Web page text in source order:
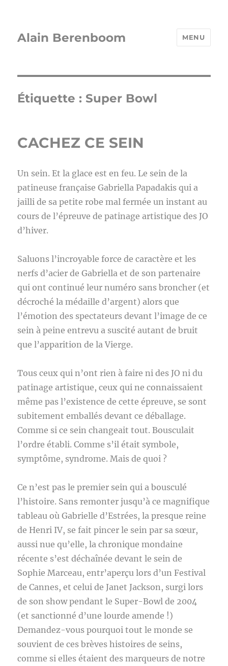
Alain Berenboom MENU
Étiquette : Super Bowl
CACHEZ CE SEIN
Un sein. Et la glace est en feu. Le sein de la
patineuse française Gabriella Papadakis qui a
jailli de sa petite robe mal fermée un instant au
cours de l’épreuve de patinage artistique des JO
d’hiver.
Saluons l’incroyable force de caractère et les
nerfs d’acier de Gabriella et de son partenaire
qui ont continué leur numéro sans broncher (et
décroché la médaille d’argent) alors que
l’émotion des spectateurs devant l’image de ce
sein à peine entrevu a suscité autant de bruit
que l’apparition de la Vierge.
Tous ceux qui n’ont rien à faire ni des JO ni du
patinage artistique, ceux qui ne connaissaient
même pas l’existence de cette épreuve, se sont
subitement emballés devant ce déballage.
Comme si ce sein changeait tout. Bousculait
l’ordre établi. Comme s’il était symbole,
symptôme, syndrome. Mais de quoi ?
Ce n’est pas le premier sein qui a bousculé
l’histoire. Sans remonter jusqu’à ce magnifique
tableau où Gabrielle d’Estrées, la presque reine
de Henri IV, se fait pincer le sein par sa sœur,
aussi nue qu’elle, la chronique mondaine
récente s’est déchaînée devant le sein de
Sophie Marceau, entr’aperçu lors d’un Festival
de Cannes, et celui de Janet Jackson, surgi lors
de son show pendant le Super-Bowl de 2004
(et sanctionné d’une lourde amende !)
Demandez-vous pourquoi tout le monde se
souvient de ces brèves histoires de seins,
comme si elles étaient des marqueurs de notre